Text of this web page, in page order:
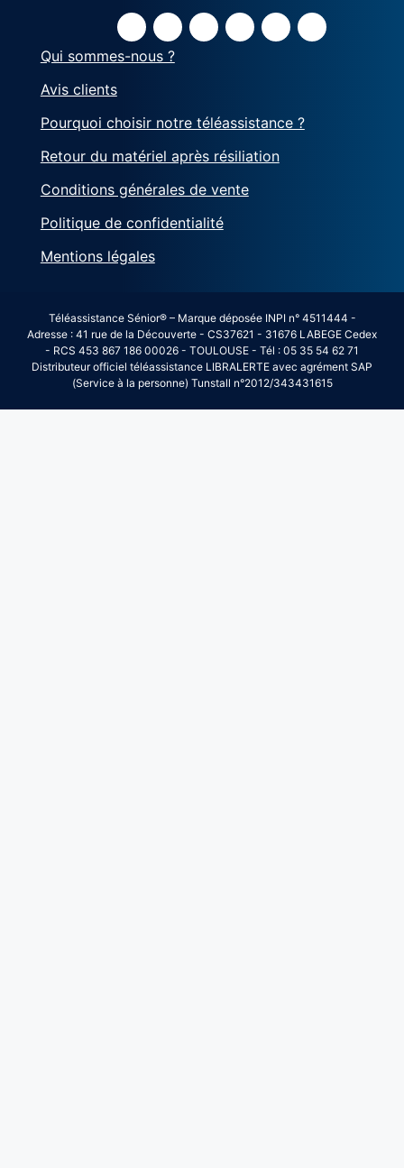
Qui sommes-nous ?
Avis clients
Pourquoi choisir notre téléassistance ?
Retour du matériel après résiliation
Conditions générales de vente
Politique de confidentialité
Mentions légales
Téléassistance Sénior® – Marque déposée INPI n° 4511444 -
Adresse : 41 rue de la Découverte - CS37621 - 31676 LABEGE Cedex
- RCS 453 867 186 00026 - TOULOUSE - Tél : 05 35 54 62 71
Distributeur officiel téléassistance LIBRALERTE avec agrément SAP
(Service à la personne) Tunstall n°2012/343431615